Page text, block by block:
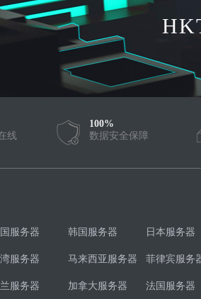
线
100%
数据安全保障
服务器 韩国服务器 日本服务器
服务器 马来西亚服务器 菲律宾服务
服务器 加拿大服务器 法国服务器